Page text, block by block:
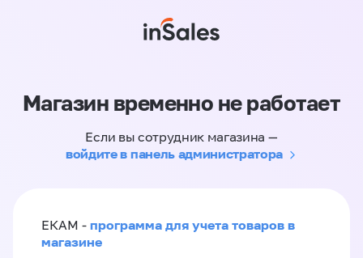
Магазин временно не работает
Если вы сотрудник магазина —
войдите в панель администратора
ЕКАМ - программа для учета товаров в
магазине